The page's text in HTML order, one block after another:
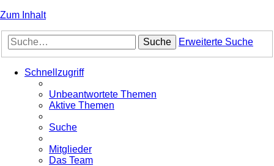
Zum Inhalt
Suche Erweiterte Suche
Schnellzugriff
Unbeantwortete Themen
Aktive Themen
Suche
Mitglieder
Das Team